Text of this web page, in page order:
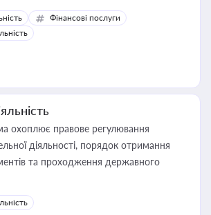
бізнесу, керівника, юриста або
оподаткування, приватизації, оренди
корпоративних угод і перевірки
діяльності
Фінансові послуги
охоплює правове регулювання
діяльності, порядок отримання
та проходження державного